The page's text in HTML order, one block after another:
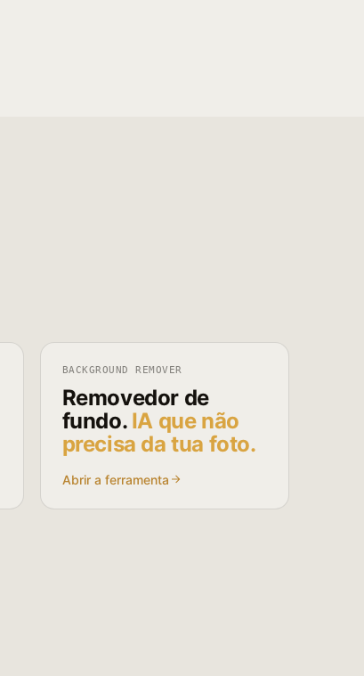
BACKGROUND REMOVER
Removedor de
fundo. IA que não
precisa da tua foto.
Abrir a ferramenta